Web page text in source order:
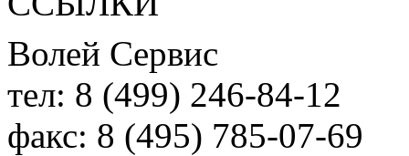
Волей Сервис
тел: 8 (499) 246-84-12
факс: 8 (495) 785-07-69